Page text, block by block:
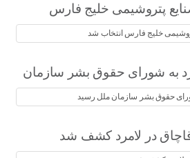
پتروشیمی خلیج فارس
به شورای حقوق بشر سازمان